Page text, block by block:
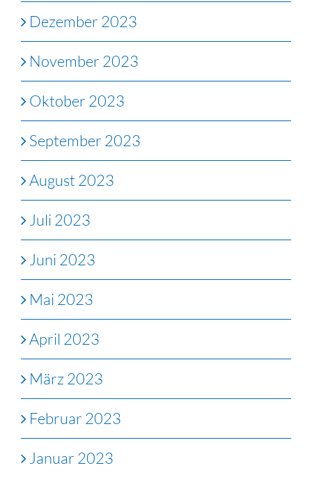
Dezember 2023
November 2023
Oktober 2023
September 2023
August 2023
Juli 2023
Juni 2023
Mai 2023
April 2023
März 2023
Februar 2023
Januar 2023